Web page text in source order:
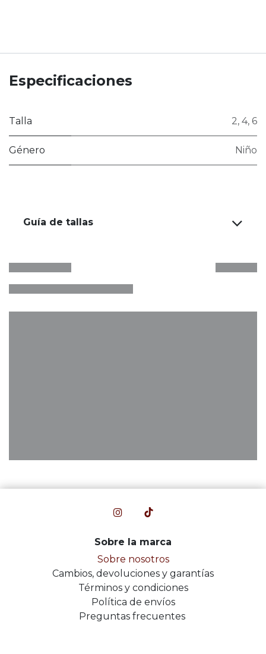
Especificaciones
Talla 2, 4, 6
Género Niño
Guía de tallas
Sobre la marca
Sobre nosotros
Cambios, devoluciones y garantías
Términos y condiciones
Política de envíos
Preguntas frecuentes